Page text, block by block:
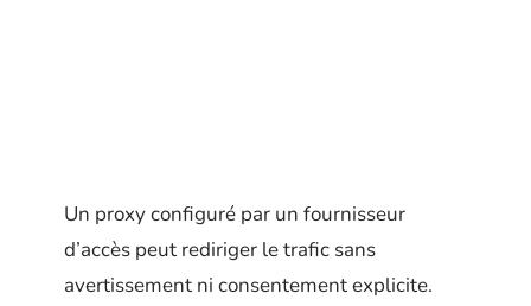
Un proxy configuré par un fournisseur
d’accès peut rediriger le trafic sans
avertissement ni consentement explicite.